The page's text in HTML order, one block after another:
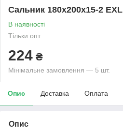
Сальник 180х200х15-2 EXL
В наявності
Тільки опт
224 ₴
Мінімальне замовлення — 5 шт.
Опис Доставка Оплата
Опис